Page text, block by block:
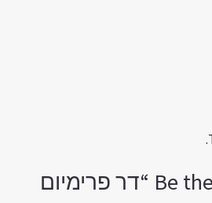
Be the first to review “דר פרימיום